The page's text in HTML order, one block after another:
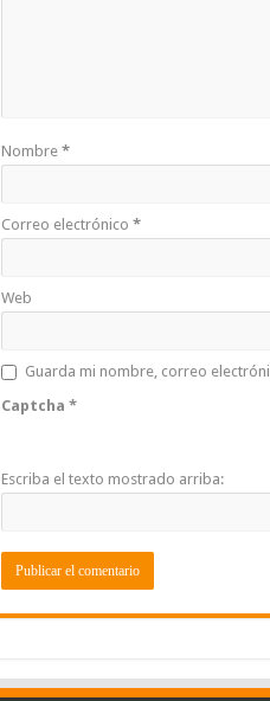
Nombre *
Correo electrónico *
Web
Guarda mi nombre, correo
Captcha *
Escriba el texto mostrado arriba: